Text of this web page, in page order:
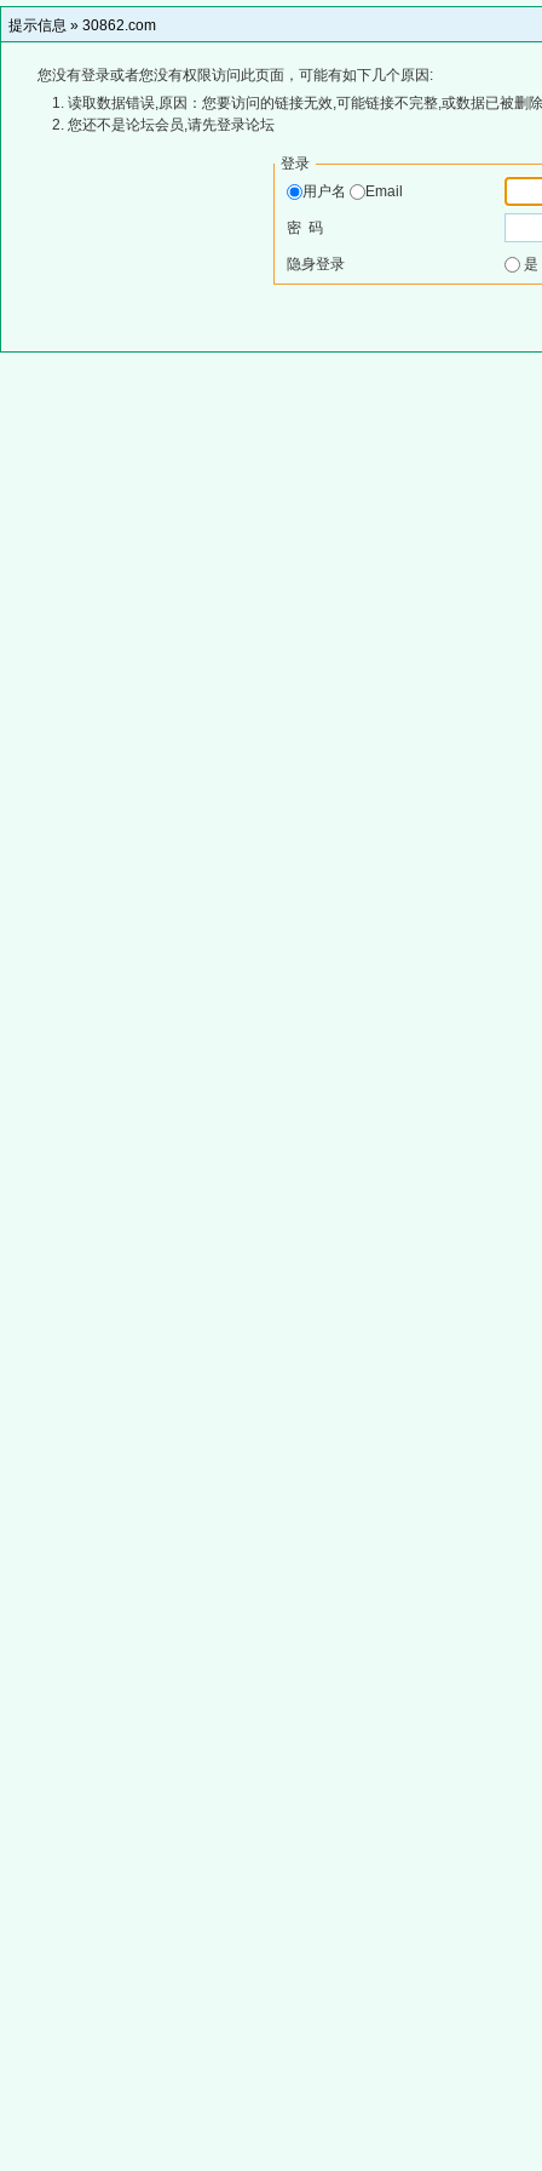
提示信息 » 30862.com
您没有登录或者您没有权限访问此页面，可能有如下几个原因:
读取数据错误,原因：您要访问的链接无效,可能链接不完整,或数据已被删
您还不是论坛会员,请先登录论坛
登录
用户名
Email
密 码
隐身登录